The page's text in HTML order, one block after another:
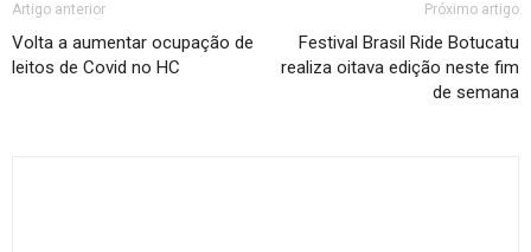
Artigo anterior
Volta a aumentar ocupação de
leitos de Covid no HC
Próximo artigo
Festival Brasil Ride Botucatu
realiza oitava edição neste fim
de semana